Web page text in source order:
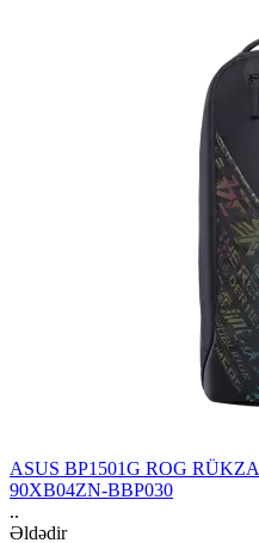
ASUS BP1501G ROG
90XB04ZN-BBP030
..
Əldədir